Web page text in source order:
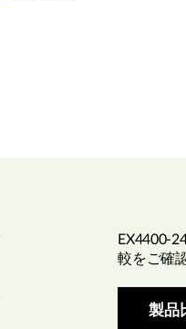
EX4400-
較をご確
製品